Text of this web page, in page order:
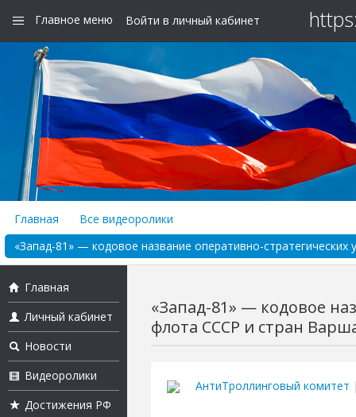
Главное меню Войти в личный кабинет
Главная
Все видеоролики
«Запад-81» — кодовое название оперативно-
Главная
Личный кабинет
Новости
Видеоролики
Достижения РФ
«Запад-81» — кодовое
флота СССР и стран
АнтиТроллинговый комитет